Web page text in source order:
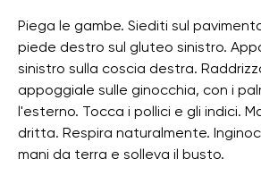
Piega le gambe. Siediti sul
piede destro sul gluteo sinistro.
sinistro sulla coscia destra.
appoggiale sulle ginocchia, con i
l'esterno. Tocca i pollici e gli indici.
dritta. Respira naturalmente.
mani da terra e solleva il busto.